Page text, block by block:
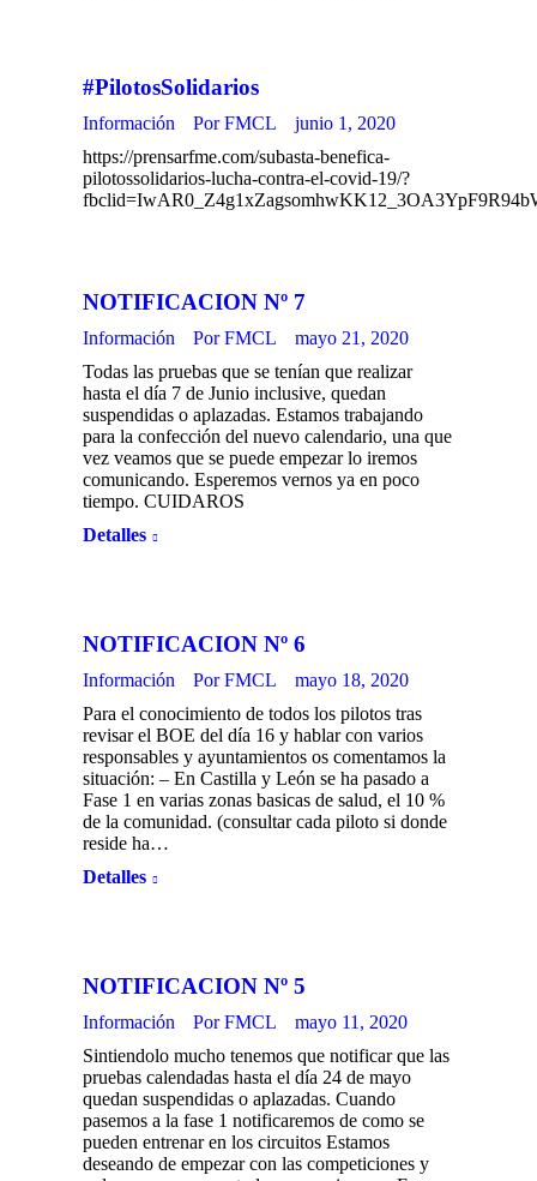
#PilotosSolidarios
Información PorFMCL
junio 1, 2020
https://prensarfme.com/subasta-benefica-
pilotossolidarios-lucha-contra-el-covid-19/?
NOTIFICACION Nº 7
Información PorFMCL
mayo 21, 2020
Todas las pruebas que se tenían que realizar
hasta el día 7 de Junio inclusive, quedan
suspendidas o aplazadas. Estamos trabajando
para la confección del nuevo calendario, una que
vez veamos que se puede empezar lo iremos
comunicando. Esperemos vernos ya en poco
tiempo. CUIDAROS
Detalles
NOTIFICACION Nº 6
Información PorFMCL
mayo 18, 2020
Para el conocimiento de todos los pilotos tras
revisar el BOE del día 16 y hablar con varios
responsables y ayuntamientos os comentamos la
situación: – En Castilla y León se ha pasado a
Fase 1 en varias zonas basicas de salud, el 10 %
de la comunidad. (consultar cada piloto si donde
reside ha…
Detalles
NOTIFICACION Nº 5
Información PorFMCL
mayo 11, 2020
Sintiendolo mucho tenemos que notificar que las
pruebas calendadas hasta el día 24 de mayo
quedan suspendidas o aplazadas. Cuando
pasemos a la fase 1 notificaremos de como se
pueden entrenar en los circuitos Estamos
deseando de empezar con las competiciones y